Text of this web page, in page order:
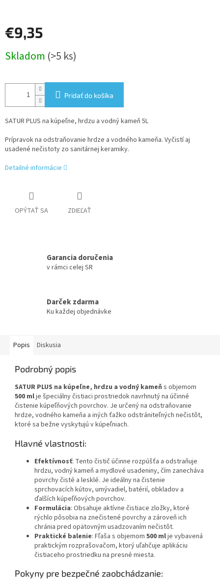
€9,35
cena:
Skladom (>5 ks)
Pridať do košíka
SATUR PLUS na kúpeľne, hrdzu a vodný kameň 5L
Prípravok na odstraňovanie hrdze a vodného kameňa. Vyčistí aj
usadené nečistoty zo sanitárnej keramiky.
Detailné informácie
OPÝTAŤ SA ZDIEĽAŤ
Garancia doručenia
v rámci celej SR
Darček zdarma
Ku každej objednávke
Popis Diskusia
Podrobný popis
SATUR PLUS na kúpeľne, hrdzu a vodný kameň s objemom
500 mlje špeciálny čistiaci prostriedok navrhnutý na účinné
čistenie kúpeľňových povrchov. Je určený na odstraňovanie
hrdze, vodného kameňa a iných ťažko odstrániteľných nečistôt,
ktoré sa bežne vyskytujú v kúpeľniach.
Hlavné vlastnosti:
Efektívnosť: Tento čistič účinne rozpúšťa a odstraňuje
hrdzu, vodný kameň a mydlové usadeniny, čím zanecháva
povrchy čisté a lesklé. Je ideálny na čistenie
sprchovacích kútov, umývadiel, batérií, obkladov a
ďalších kúpeľňových povrchov.
Formulácia: Obsahuje aktívne čistiace zložky, ktoré
rýchlo pôsobia na znečistené povrchy a zároveň ich
chránia pred opätovným usadzovaním nečistôt.
Praktické balenie: Fľaša s objemom 500 mlje vybavená
praktickým rozprašovačom, ktorý uľahčuje aplikáciu
čistiaceho prostriedku na presné miesta.
Pokyny pre bezpečné zaobchádzanie: